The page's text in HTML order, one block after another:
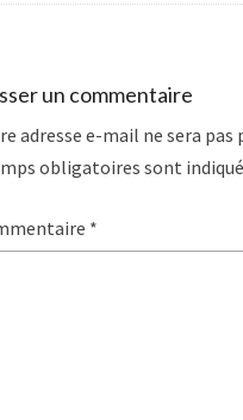
un commentaire
adresse e-mail ne sera pas
obligatoires sont
*